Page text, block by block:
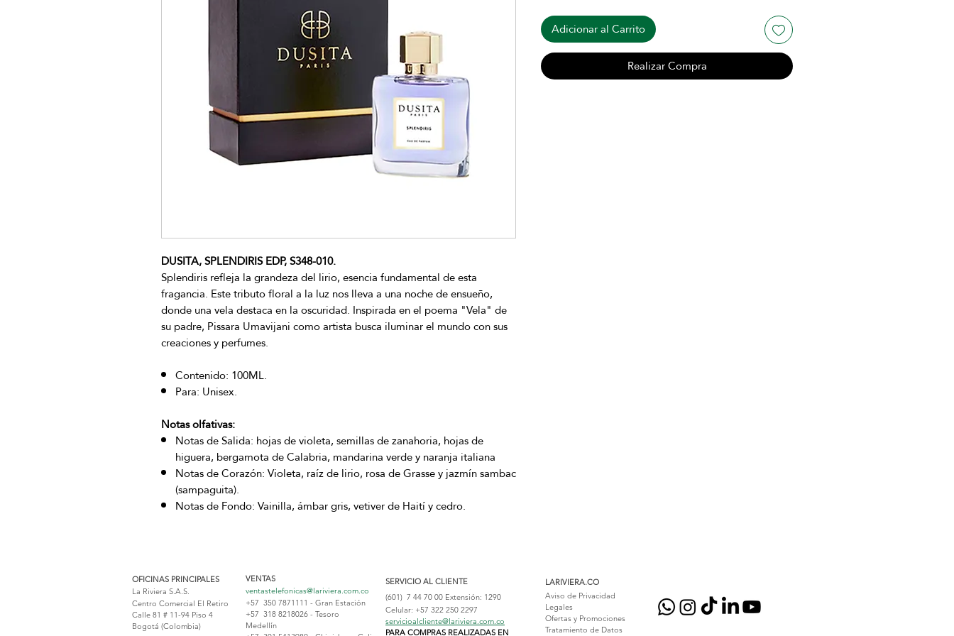
DUSITA, SPLENDIRIS EDP, S348-010.
Splendiris refleja la grandeza del lirio, esencia fundamental de esta
fragancia. Este tributo floral a la luz nos lleva a una noche de ensueño,
donde una vela destaca en la oscuridad. Inspirada en el poema "Vela" de
su padre, Pissara Umavijani como artista busca iluminar el mundo con sus
creaciones y perfumes.
Contenido: 100ML.
Para: Unisex.
Notas olfativas:
Notas de Salida: hojas de violeta, semillas de zanahoria, hojas de
higuera, bergamota de Calabria, mandarina verde y naranja italiana
Notas de Corazón: Violeta, raíz de lirio, rosa de Grasse y jazmín sambac
(sampaguita).
Notas de Fondo: Vainilla, ámbar gris, vetiver de Haití y cedro.
Adicionar al Carrito
Realizar Compra
OFICINAS PRINCIPALES
La Riviera S.A.S.
Centro Comercial El Retiro
Calle 81 # 11-94 Piso 4
Bogotá (Colombia)
VENTAS
ventastelefonicas@lariviera.com.co
+57 350 7871111 - Gran Estación
+57 318 8218026 - Tesoro
Medellín
SERVICIO AL CLIENTE
(601) 7 44 70 00 Extensión: 1290
Celular: +57 322 250 2297
servicioalcliente@lariviera.com.co
PARA COMPRAS REALIZADAS EN
LARIVIERA.CO
Aviso de Privacidad
Legales
Ofertas y Promociones
Tratamiento de Datos